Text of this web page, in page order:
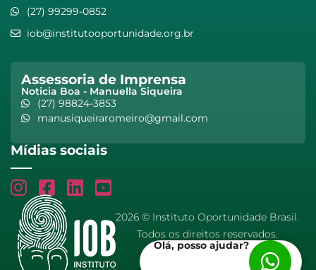
(27) 99299-0852
iob@institutooportunidade.org.br
Assessoria de Imprensa
Noticia Boa - Manuella Siqueira
(27) 98824-3853
manusiqueiraromeiro@gmail.com
Mídias sociais
2026 © Instituto Oportunidade Brasil.
Todos os direitos reservados.
CNPJ: 40.242.693/0001-43
Olá, posso ajudar?